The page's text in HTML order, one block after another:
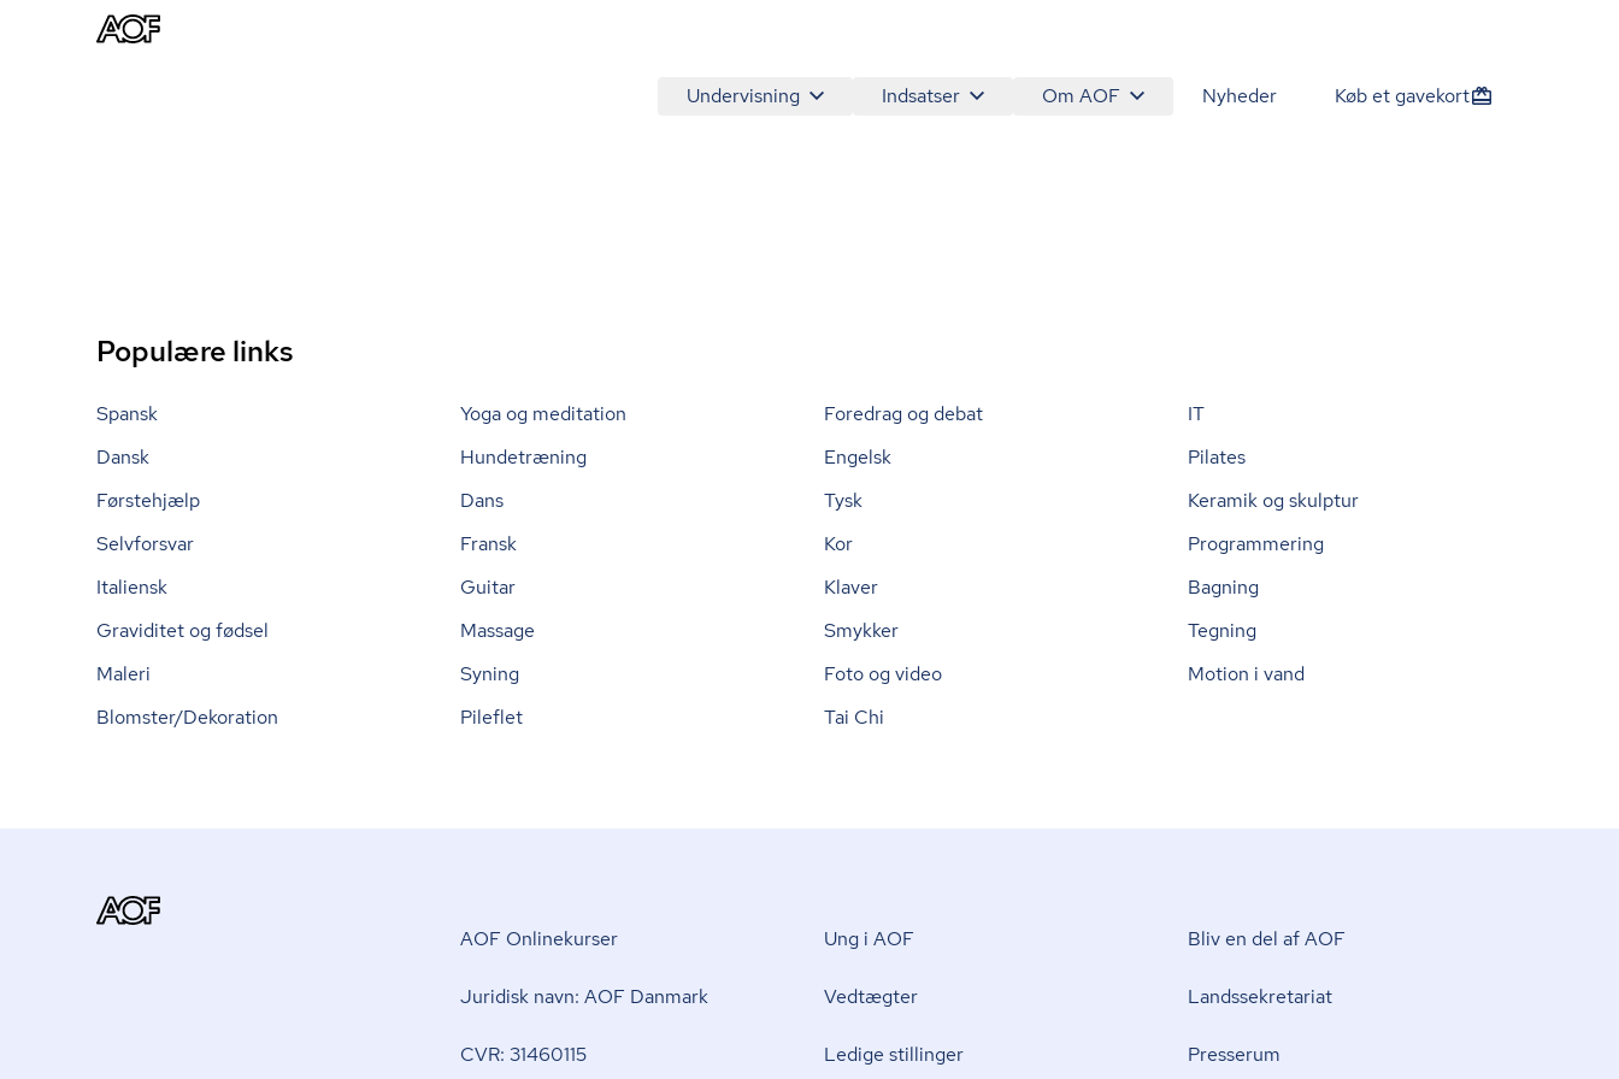
Undervisning Indsatser Om AOF Nyheder Køb et gavekort
Populære links
Spansk Yoga og meditation Foredrag og debat
IT
Dansk
Hundetræning Engelsk
Pilates
Førstehjælp
Dans Tysk
Keramik og skulptur
Selvforsvar
Fransk Kor
Programmering
Italiensk
Guitar Klaver
Bagning
Graviditet og fødsel
Massage Smykker
Tegning
Maleri
Syning Foto og video
Motion i vand
Blomster/Dekoration
Pileflet Tai Chi
AOF Onlinekurser
Juridisk navn: AOF Danmark
CVR: 31460115
Ung i AOF
Vedtægter
Ledige stillinger
Bliv en del af AOF
Lands­se­kre­ta­ri­at
Presserum